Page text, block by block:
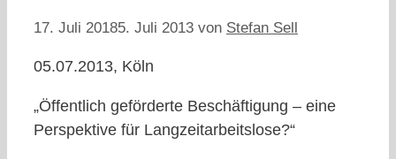
17. Juli 20185. Juli 2013 von Stefan Sell
05.07.2013, Köln
„Öffentlich geförderte Beschäftigung – eine
Perspektive für Langzeitarbeitslose?“